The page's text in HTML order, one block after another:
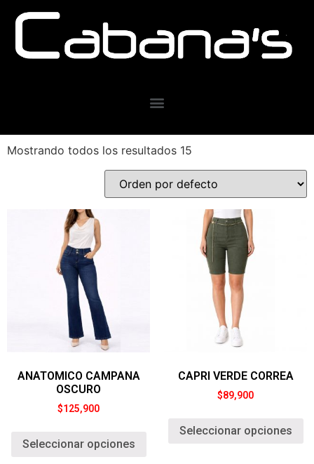
Mostrando todos los resultados 15
ANATOMICO CAMPANA
OSCURO
$125,900
Seleccionar opciones
CAPRI VERDE CORREA
$89,900
Seleccionar opciones